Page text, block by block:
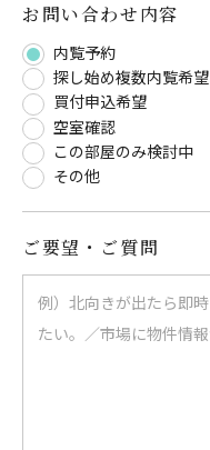
お問い合わせ内容
内覧予約
探し始め複数内覧希望
買付申込希望
空室確認
この部屋のみ検討中
その他
ご要望・ご質問